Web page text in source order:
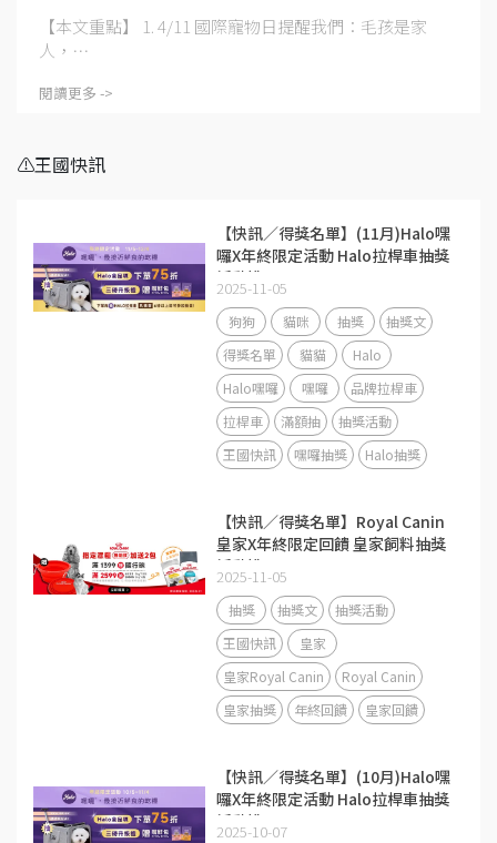
【本文重點】 1. 4/11 國際寵物日提醒我們：毛孩是家
人，⋯
閱讀更多 ->
⚠️王國快訊
【快訊／得獎名單】(11月)Halo嘿
囉X年終限定活動 Halo拉桿車抽獎
活動說明
2025-11-05
狗狗 貓咪 抽獎
抽獎文
得獎名單
貓貓
Halo
Halo嘿囉
嘿囉
品牌拉桿車
拉桿車
滿額抽
抽獎活動
王國快訊
嘿囉抽獎 Halo抽獎
【快訊／得獎名單】Royal Canin
皇家X年終限定回饋 皇家飼料抽獎
活動說明
2025-11-05
抽獎 抽獎文
抽獎活動
王國快訊
皇家
皇家Royal Canin
Royal Canin
皇家抽獎
年終回饋 皇家回饋
【快訊／得獎名單】(10月)Halo嘿
囉X年終限定活動 Halo拉桿車抽獎
活動說明
2025-10-07